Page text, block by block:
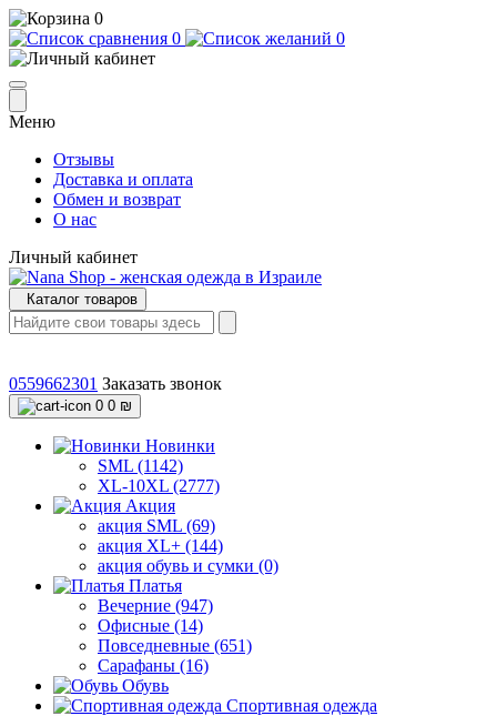
0
0
0
Меню
Отзывы
Доставка и оплата
Обмен и возврат
О нас
Личный кабинет
Каталог товаров
0559662301 Заказать звонок
0 0 ₪
Новинки
SML (1142)
XL-10XL (2777)
Акция
акция SML (69)
акция XL+ (144)
акция обувь и сумки (0)
Платья
Вечерние (947)
Офисные (14)
Повседневные (651)
Сарафаны (16)
Обувь
Спортивная одежда